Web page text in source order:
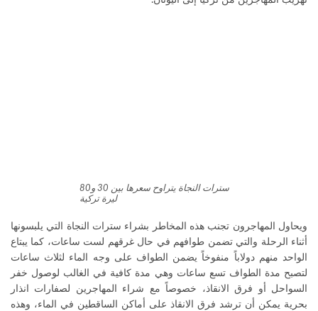
سترات النجاة يتراوح سعرها بين 30 و80
ليرة تركية
ويحاول المهاجرون تجنب هذه المخاطر بشراء سترات النجاة التي يلبسونها
أثناء الرحلة والتي تضمن طوافهم في حال غرقهم لست ساعات، كما يبتاع
الواحد منهم دولاباً منفوخاً يضمن الطواف على وجه الماء لثلاث ساعات
لتصبح مدة الطواف تسع ساعات وهي مدة كافية في الغالب لوصول خفر
السواحل أو فرق الانقاذ، خصوصاً مع شراء المهاجرين لصفارات انذار
بحرية يمكن أن ترشد فرق الانقاذ على أماكن الساقطين في الماء، وهذه